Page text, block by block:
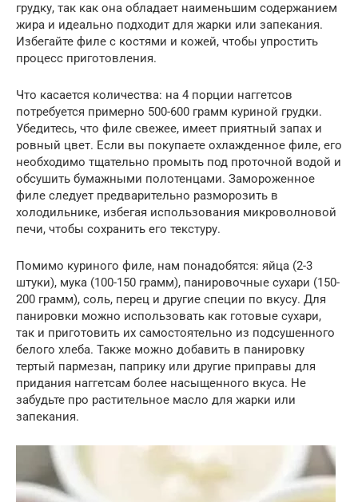
грудку, так как она обладает наименьшим содержанием
жира и идеально подходит для жарки или запекания.
Избегайте филе с костями и кожей, чтобы упростить
процесс приготовления.
Что касается количества: на 4 порции наггетсов
потребуется примерно 500-600 грамм куриной грудки.
Убедитесь, что филе свежее, имеет приятный запах и
ровный цвет. Если вы покупаете охлажденное филе, его
необходимо тщательно промыть под проточной водой и
обсушить бумажными полотенцами. Замороженное
филе следует предварительно разморозить в
холодильнике, избегая использования микроволновой
печи, чтобы сохранить его текстуру.
Помимо куриного филе, нам понадобятся: яйца (2-3
штуки), мука (100-150 грамм), панировочные сухари (150-
200 грамм), соль, перец и другие специи по вкусу. Для
панировки можно использовать как готовые сухари,
так и приготовить их самостоятельно из подсушенного
белого хлеба. Также можно добавить в панировку
тертый пармезан, паприку или другие приправы для
придания наггетсам более насыщенного вкуса. Не
забудьте про растительное масло для жарки или
запекания.